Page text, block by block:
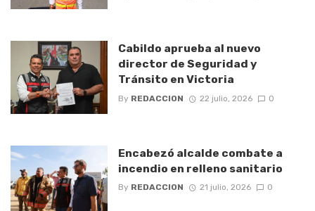
Cabildo aprueba al nuevo
director de Seguridad y
Tránsito en Victoria
By REDACCION 22 julio, 2026 0
Encabezó alcalde combate a
incendio en relleno sanitario
By REDACCION 21 julio, 2026 0